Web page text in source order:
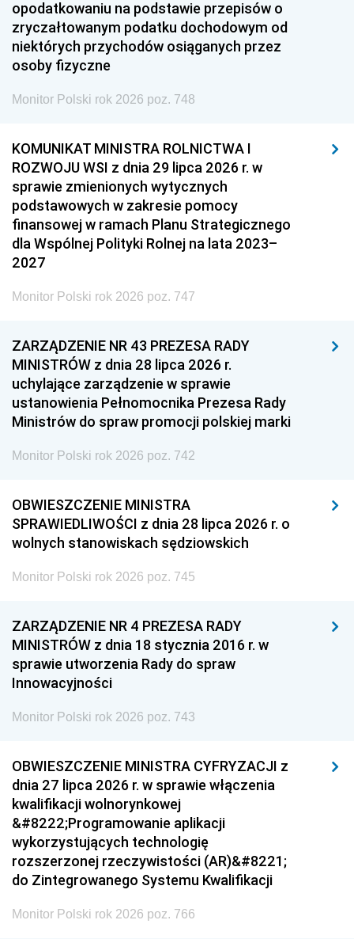
opodatkowaniu na podstawie przepisów o
zryczałtowanym podatku dochodowym od
niektórych przychodów osiąganych przez
osoby fizyczne
Monitor Polski rok 2026 poz. 748
KOMUNIKAT MINISTRA ROLNICTWA I
ROZWOJU WSI z dnia 29 lipca 2026 r. w
sprawie zmienionych wytycznych
podstawowych w zakresie pomocy
finansowej w ramach Planu Strategicznego
dla Wspólnej Polityki Rolnej na lata 2023–
2027
Monitor Polski rok 2026 poz. 747
ZARZĄDZENIE NR 43 PREZESA RADY
MINISTRÓW z dnia 28 lipca 2026 r.
uchylające zarządzenie w sprawie
ustanowienia Pełnomocnika Prezesa Rady
Ministrów do spraw promocji polskiej marki
Monitor Polski rok 2026 poz. 742
OBWIESZCZENIE MINISTRA
SPRAWIEDLIWOŚCI z dnia 28 lipca 2026 r. o
wolnych stanowiskach sędziowskich
Monitor Polski rok 2026 poz. 745
ZARZĄDZENIE NR 4 PREZESA RADY
MINISTRÓW z dnia 18 stycznia 2016 r. w
sprawie utworzenia Rady do spraw
Innowacyjności
Monitor Polski rok 2026 poz. 743
OBWIESZCZENIE MINISTRA CYFRYZACJI z
dnia 27 lipca 2026 r. w sprawie włączenia
kwalifikacji wolnorynkowej
&#8222;Programowanie aplikacji
wykorzystujących technologię
rozszerzonej rzeczywistości (AR)&#8221;
do Zintegrowanego Systemu Kwalifikacji
Monitor Polski rok 2026 poz. 766